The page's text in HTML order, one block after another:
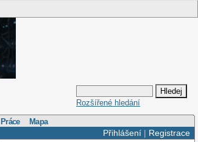
Rozšířené hledání
Práce Mapa
Přihlášení| Registrace